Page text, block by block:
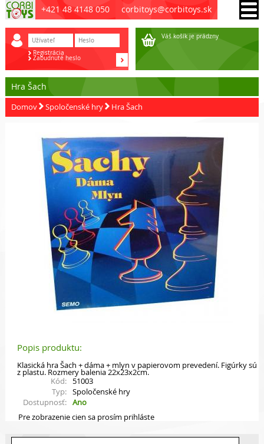
+421 48 4148 050 corbitoys@corbitoys.sk
Registrácia
Zabudnuté heslo
Váš košík je prádzny
Hra Šach
Domov Spoločenské hry Hra Šach
Popis produktu:
Klasická hra Šach + dáma + mlyn v papierovom prevedení. Figúrky sú
z plastu. Rozmery balenia 22x23x2cm.
Kód:
51003
Typ: Spoločenské hry
Dostupnosť: Ano
Pre zobrazenie cien sa prosím prihláste